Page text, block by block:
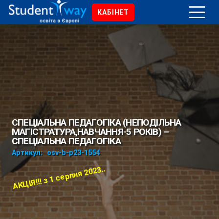
КАБІНЕТ
СПЕЦІАЛЬНА ПЕДАГОГІКА (НЕПОДІЛЬНА
МАГІСТРАТУРА,НАВЧАННЯ-5 РОКІВ) –
СПЕЦІАЛЬНА ПЕДАГОГІКА
Артикул: osv-b-p23-1554
АКЦІЯ!!! з 1 серпня 2023..